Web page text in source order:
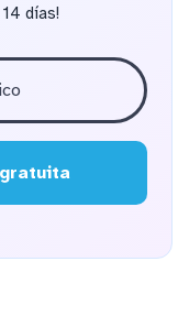
días!